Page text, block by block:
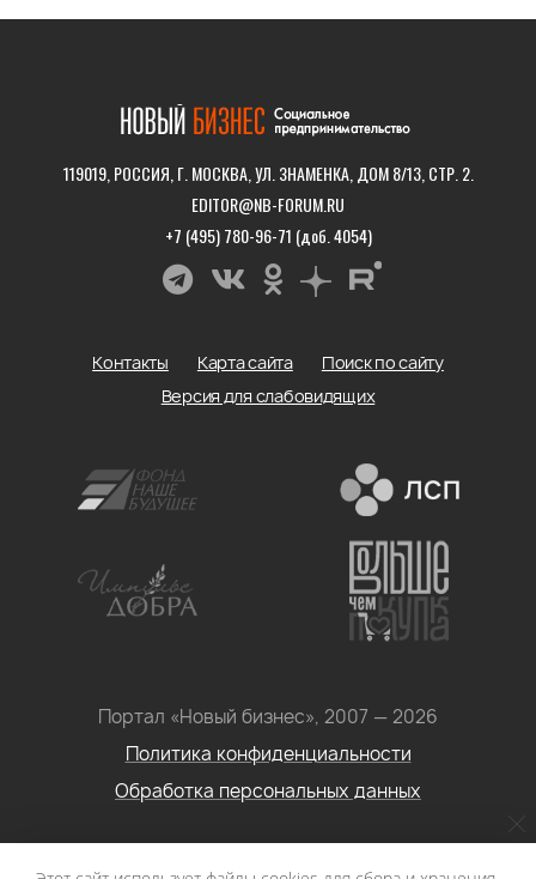
119019, РОССИЯ, Г. МОСКВА, УЛ. ЗНАМЕНКА, ДОМ 8/13, СТР. 2.
EDITOR@NB-FORUM.RU
+7 (495) 780-96-71 (доб. 4054)
Портал «Новый бизнес», 2007 — 2026
Политика конфиденциальности
Обработка персональных данных
Контакты Карта сайта
Поиск по сайту
Версия для слабовидящих
Условия использования информации с сайта: Материалы